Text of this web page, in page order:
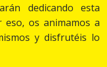
dedicando esta
os animamos a
y disfrutéis lo